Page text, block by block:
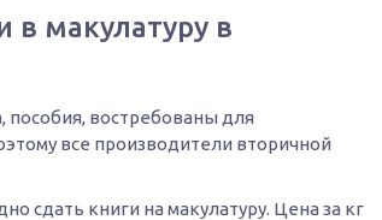
в макулатуру в
пособия, востребованы для
все производители вторичной
сдать книги на макулатуру. Цена за кг